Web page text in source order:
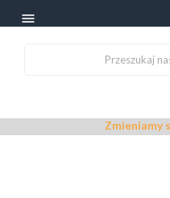

Zmieniamy się dla